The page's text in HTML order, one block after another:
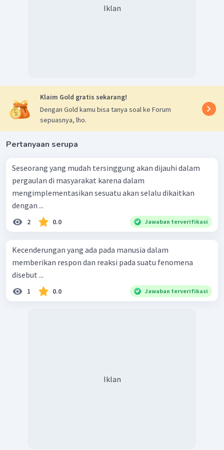
Iklan
Klaim Gold gratis sekarang!
Dengan Gold kamu bisa tanya soal ke Forum
sepuasnya, lho.
Pertanyaan serupa
Seseorang yang mudah tersinggung akan dijauhi dalam
pergaulan di masyarakat karena dalam
mengimplementasikan sesuatu akan selalu dikaitkan
dengan ...
2 0.0 Jawaban terverifikasi
Kecenderungan yang ada pada manusia dalam
memberikan respon dan reaksi pada suatu fenomena
disebut ...
1 0.0 Jawaban terverifikasi
Iklan